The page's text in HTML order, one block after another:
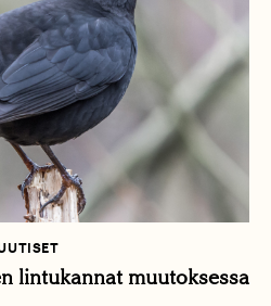
lintukannat muutoksessa